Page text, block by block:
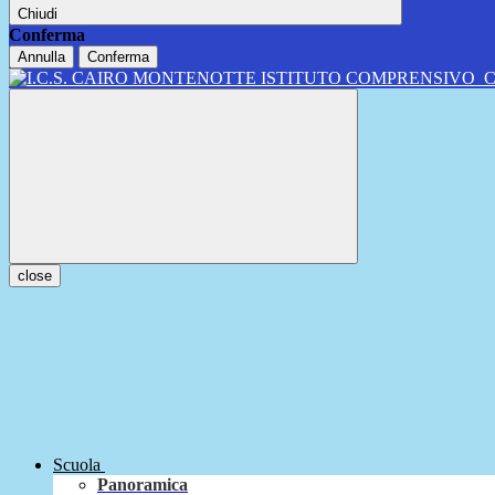
Chiudi
Conferma
Annulla Conferma
ISTITUTO COMPRENSIVO
close
Scuola
Panoramica